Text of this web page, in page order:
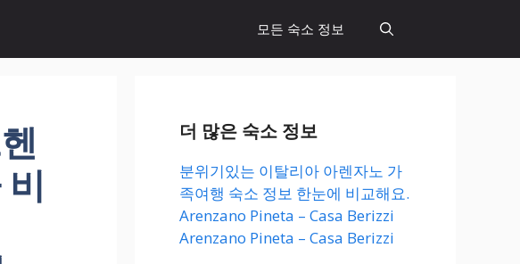
모든 숙소 정보
더 많은 숙소 정보
분위기있는 이탈리아 아렌자노 가
족여행 숙소 정보 한눈에 비교해요.
Arenzano Pineta – Casa Berizzi
Arenzano Pineta – Casa Berizzi